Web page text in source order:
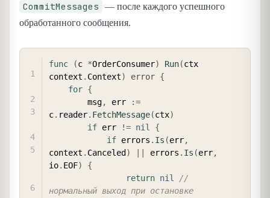
CommitMessages
— после каждого успешного
обработанного сообщения.
func (c *OrderConsumer) Run(ctx
context . Context) error {
for {
        msg
, err
:=
c. reader. FetchMessage(ctx)
if err != nil
{
if errors . Is (err,
context . Canceled ) errors . Is (err,
io. EOF)
{
return nil
//
нормальный выход при остановке